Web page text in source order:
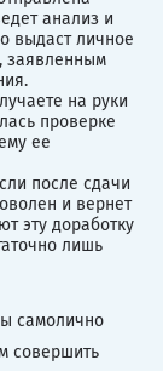
анализ и
выдаст личное
заявленным
на руки
проверке
ее
после сдачи
и вернет
эту доработку
лишь
самолично
совершить